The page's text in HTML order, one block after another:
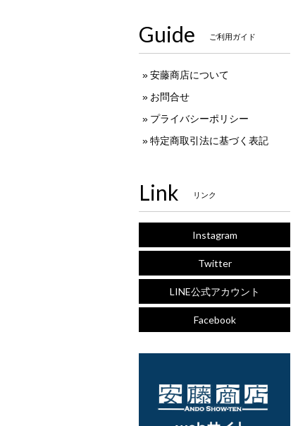
Guide ご利用ガイド
安藤商店について
お問合せ
プライバシーポリシー
特定商取引法に基づく表記
Link リンク
Instagram
Twitter
LINE公式アカウント
Facebook